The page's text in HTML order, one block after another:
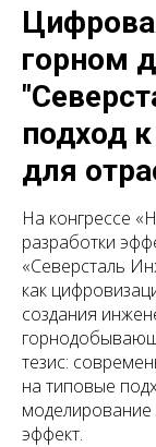
горном
подход
для
На конгрессе
разработки
«Северсталь
как
создания
тезис:
на типовые
моделирование
эффект.